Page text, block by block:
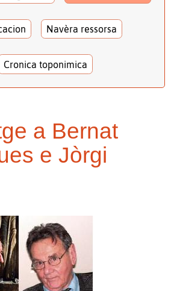
Navèra ressorsa
Cronica toponimica
a Bernat
e Jòrgi